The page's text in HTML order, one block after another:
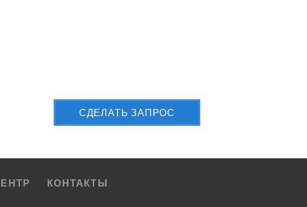
CДЕЛАТЬ ЗАПРОС
КОНТАКТЫ